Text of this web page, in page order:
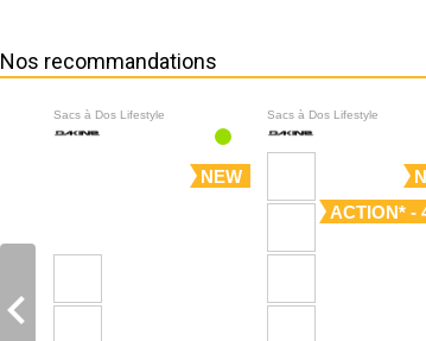
Nos recommandations
Sacs à Dos Lifestyle
NEW
Sacs à Dos Lifestyle
ACTION* -
navigate_before